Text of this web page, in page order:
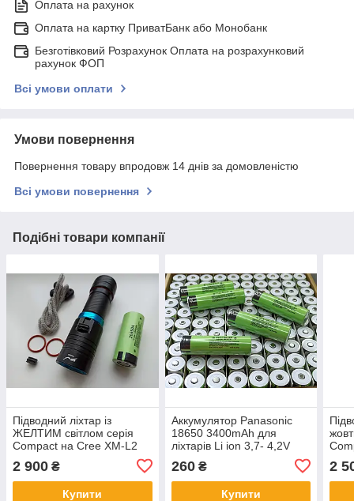
Оплата на рахунок
Оплата на картку ПриватБанк або Монобанк
Безготівковий Розрахунок Оплата на розрахунковий
рахунок ФОП
Всі умови оплати
Умови повернення
Повернення товару впродовж 14 днів за домовленістю
Всі умови повернення
Подібні товари компанії
Підводний ліхтар із
ЖЕЛТИМ світлом серія
Compact на Cree XM-L2
Panasonic 26650 5500mAh
2 900 ₴
Купити
Аккумулятор Panasonic
18650 3400mAh для
ліхтарів Li ion 3,7- 4,2V
260₴
Купити
2